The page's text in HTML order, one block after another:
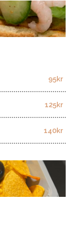
95kr
125kr
140kr